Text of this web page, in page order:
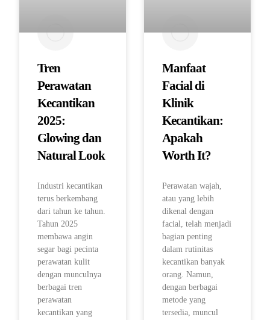
Tren
Perawatan
Kecantikan
2025:
Glowing dan
Natural Look
Industri kecantikan
terus berkembang
dari tahun ke tahun.
Tahun 2025
membawa angin
segar bagi pecinta
perawatan kulit
dengan munculnya
berbagai tren
perawatan
kecantikan yang
Manfaat
Facial di
Klinik
Kecantikan:
Apakah
Worth It?
Perawatan wajah,
atau yang lebih
dikenal dengan
facial, telah menjadi
bagian penting
dalam rutinitas
kecantikan banyak
orang. Namun,
dengan berbagai
metode yang
tersedia, muncul